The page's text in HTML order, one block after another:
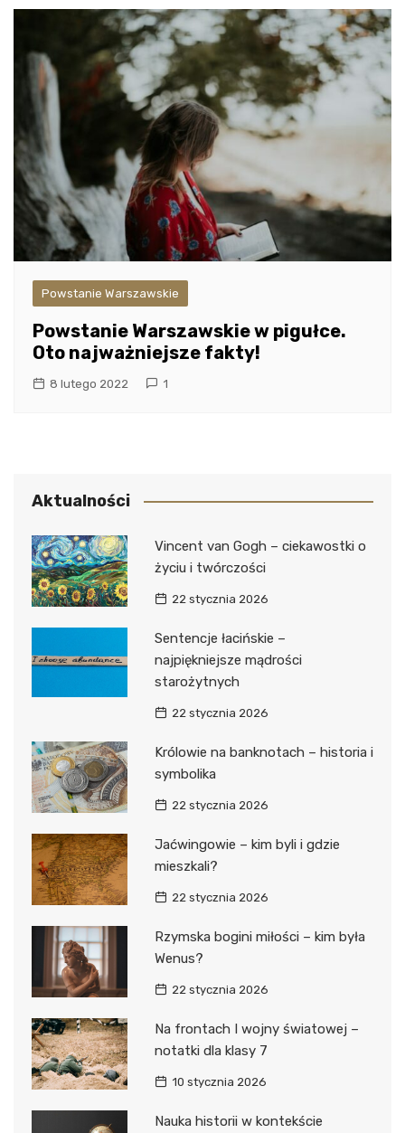
Powstanie Warszawskie
Powstanie Warszawskie w pigułce.
Oto najważniejsze fakty!
8 lutego 2022 1
Aktualności
Vincent van Gogh – ciekawostki o
życiu i twórczości
22 stycznia 2026
Sentencje łacińskie –
najpiękniejsze mądrości
starożytnych
22 stycznia 2026
Królowie na banknotach – historia i
symbolika
22 stycznia 2026
Jaćwingowie – kim byli i gdzie
mieszkali?
22 stycznia 2026
Rzymska bogini miłości – kim była
Wenus?
22 stycznia 2026
Na frontach I wojny światowej –
notatki dla klasy 7
10 stycznia 2026
Nauka historii w kontekście